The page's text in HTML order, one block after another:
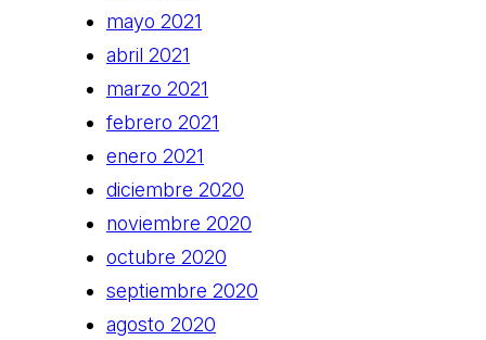
mayo 2021
abril 2021
marzo 2021
febrero 2021
enero 2021
diciembre 2020
noviembre 2020
octubre 2020
septiembre 2020
agosto 2020